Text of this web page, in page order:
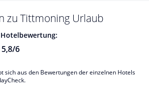
zu Tittmoning Urlaub
5,8/6
sich aus den Bewertungen der einzelnen Hotels